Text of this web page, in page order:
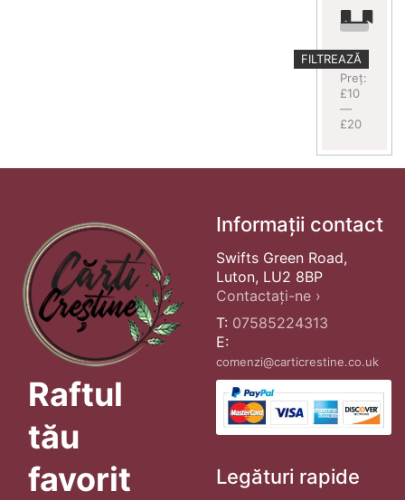
Preț
minim
Preț
maxim
FILTREAZĂ
Preț:
£10
—
£20
Raftul
tău
favorit
Informații contact
Swifts Green Road,
Luton, LU2 8BP
Contactați-ne ›
T: 07585224313
E:
comenzi@carticrestine.co.uk
Legături rapide